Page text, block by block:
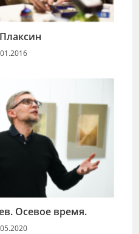
Осевое время.